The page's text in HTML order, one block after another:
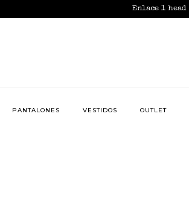
Enlace 1 head
PANTALONES VESTIDOS OUTLET